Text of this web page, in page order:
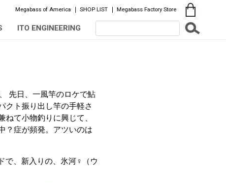
Megabass of America SHOP LIST Megabass Factory Store
ITO ENGINEERING
先日、一風竿のロケで鮎
クト振り出し竿の手軽さ
て小物釣りに興じて、
？症が頻発。アツいのは
で、新入りの、氷河♀（ウ